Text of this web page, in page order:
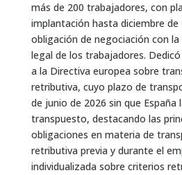
más de 200 trabajadores, con
implantación hasta diciembre de
obligación de negociación con
legal de los trabajadores.
a la Directiva europea sobre
retributiva, cuyo plazo de
de junio de 2026 sin que España
transpuesto, destacando las
obligaciones en materia de
retributiva previa y durante el
individualizada sobre criterios